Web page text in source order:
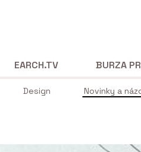
Design Novinky a
EARCH.TV BURZA